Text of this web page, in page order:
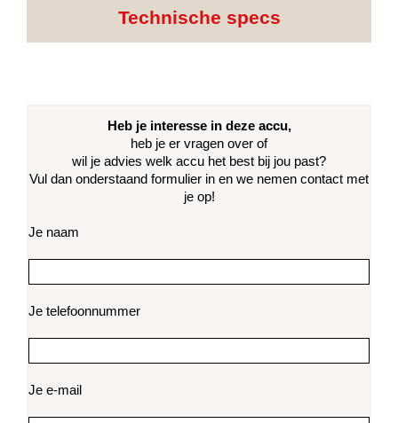
Technische specs
Heb je interesse in deze accu,
heb je er vragen over of
wil je advies welk accu het best bij jou past?
Vul dan onderstaand formulier in en we nemen contact met
je op!
Je naam
Je telefoonnummer
Je e-mail